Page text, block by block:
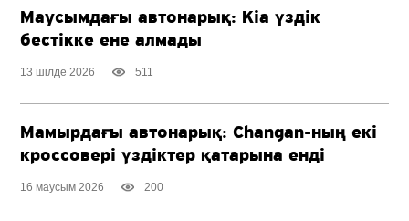
Маусымдағы автонарық: Kia үздік
бестікке ене алмады
13 шілде 2026 511
Мамырдағы автонарық:Changan-ның екі
кроссовері үздіктер қатарына енді
16 маусым 2026 200